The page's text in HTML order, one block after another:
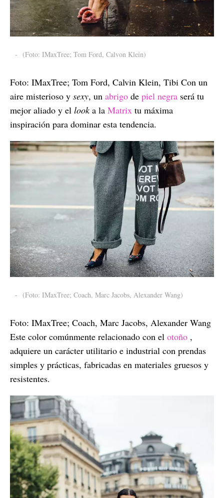
- (Foto: IMaxTree; Tom Ford, Calvon Klein)
Foto: IMaxTree; Tom Ford, Calvin Klein, Tibi Con un
aire misterioso y sexy, un abrigo de piel negra será tu
mejor aliado y el looka la Matrix tu máxima
inspiración para dominar esta tendencia.
- (Foto: IMaxTree; Coach, Marc Jacobs, Alexander Wang)
Foto: IMaxTree; Coach, Marc Jacobs, Alexander Wang
Este color comúnmente relacionado con el otoño ,
adquiere un carácter utilitario e industrial con prendas
simples y prácticas, fabricadas en materiales gruesos y
resistentes.